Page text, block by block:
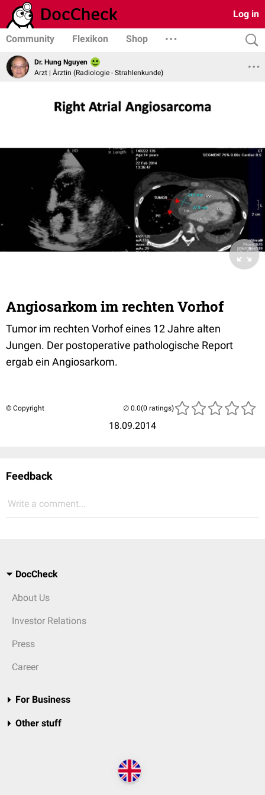
Log in
Community Flexikon Shop
Dr. Hung Nguyen
Arzt | Ärztin (Radiologie - Strahlenkunde)
Angiosarkom im rechten Vorhof
Tumor im rechten Vorhof eines 12 Jahre alten
Jungen. Der postoperative pathologische Report
ergab ein Angiosarkom.
© Copyright
18.09.2014
(0 ratings)
Feedback
Write a comment...
DocCheck
About Us
Investor Relations
Press
Career
For Business
Other stuff